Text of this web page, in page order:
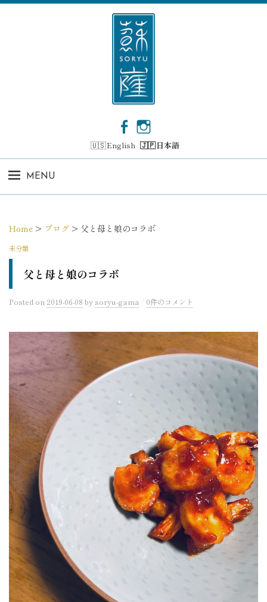
コ
c
e
o
s
t
r
English 日本語
MENU
Home > ブログ > 父と母と娘のコラボ
未分類
父と母と娘のコラボ
Posted on 2019-06-08 by soryu-gama / 0件のコメント